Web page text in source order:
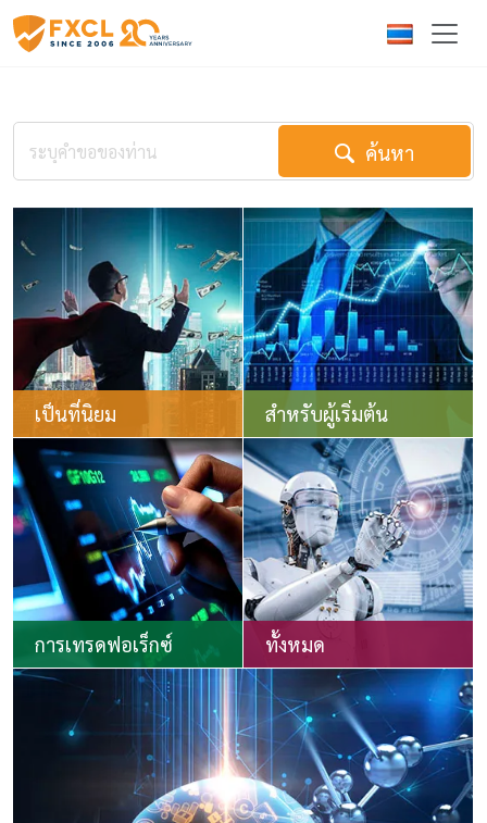
ค้นหา
เป็นที่นิยม สำหรับผู้เริ่มต้น
การเทรดฟอเร็กซ์ ทั้งหมด